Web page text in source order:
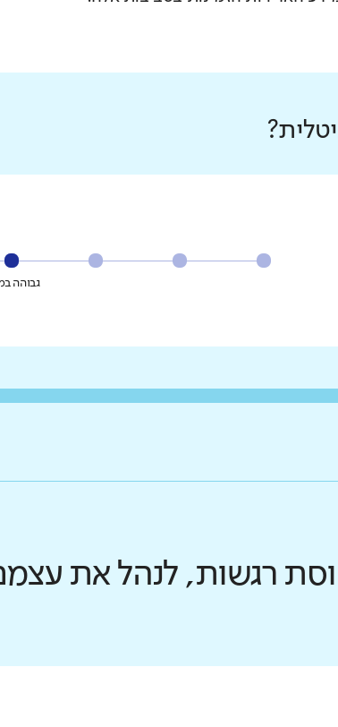
גבוהה
רגשות, לנהל את